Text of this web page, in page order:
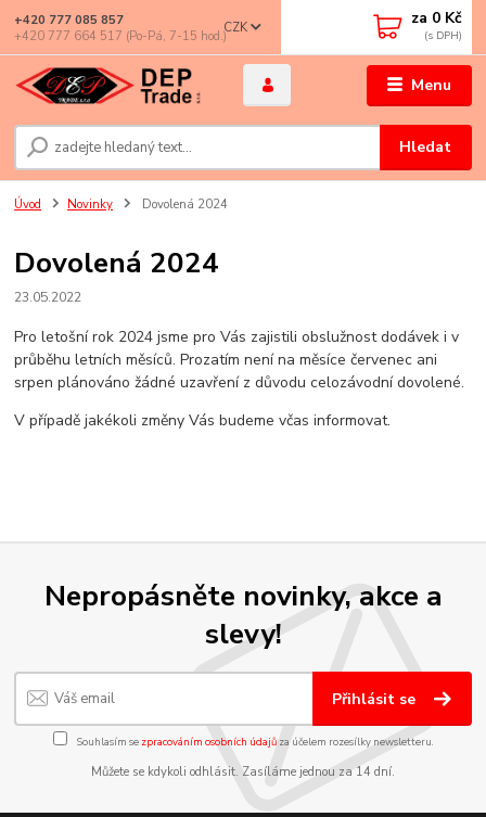
Menu
CZK
Hledat
+420 777 085 857
+420 777 664 517 (Po-Pá, 7-15 hod.)
za 0 Kč
Úvod Novinky Dovolená 2024
Dovolená 2024
23.05.2022
Pro letošní rok 2024 jsme pro Vás zajistili obslužnost dodávek i v
průběhu letních měsíců. Prozatím není na měsíce červenec ani
srpen plánováno žádné uzavření z důvodu celozávodní dovolené.
V případě jakékoli změny Vás budeme včas informovat.
Nepropásněte novinky, akce a
slevy!
Přihlásit se
Souhlasím se zpracováním osobních údajůza účelem rozesílky newsletteru.
Můžete se kdykoli odhlásit. Zasíláme jednou za 14 dní.